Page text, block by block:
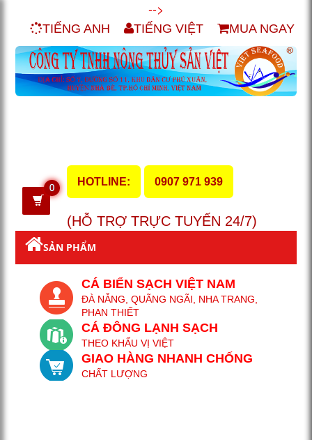
-->
MUA NGAY
TIẾNG VIỆT
TIẾNG ANH
0
HOTLINE: 0907 971 939
(HỖ TRỢ TRỰC TUYẾN 24/7)
SẢN PHẨM
CÁ BIỂN SẠCH VIỆT NAM
ĐÀ NẴNG, QUÃNG NGÃI, NHA TRANG,
PHAN THIẾT
CÁ ĐÔNG LẠNH SẠCH
THEO KHẨU VỊ VIỆT
GIAO HÀNG NHANH CHỐNG
CHẤT LƯỢNG